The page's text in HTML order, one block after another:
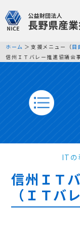
ホーム 支援メニュー（目
信州ＩＴバレー推進協議会
ITの
信州ＩＴ
（ＩＴバ